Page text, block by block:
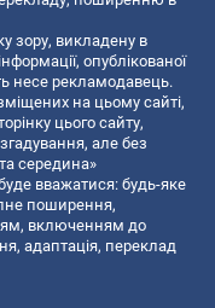
зору, викладену в
опублікованої
несе рекламодавець.
на цьому сайті,
цього сайту,
але без
середина»
вважатися: будь-яке
поширення,
включенням до
адаптація, переклад